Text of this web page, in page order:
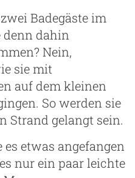
Badegäste im
denn dahin
Nein,
sie mit
auf dem kleinen
So werden sie
Strand gelangt sein.
etwas angefangen
nur ein paar leichte